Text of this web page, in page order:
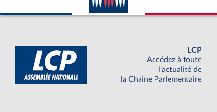
LCP
Accédez à toute
l'actualité de
la Chaine Parlementaire